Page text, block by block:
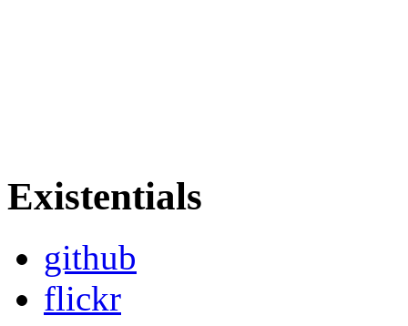
Existentials
github
flickr